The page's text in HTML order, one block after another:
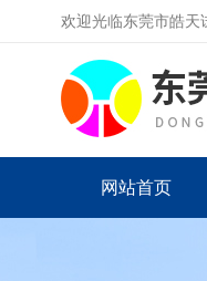
欢迎光临东莞市皓天
网站首页